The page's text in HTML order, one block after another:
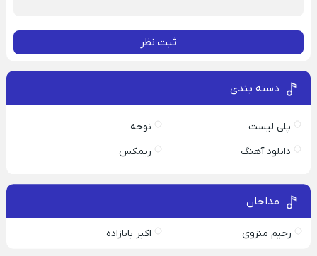
ثبت نظر
دسته بندی
پلی لیست
نوحه
دانلود آهنگ
ریمکس
مداحان
رحیم منزوی اکبر بابازاده